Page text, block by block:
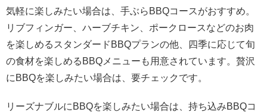
気軽に楽しみたい場合は、手ぶらBBQコースがおすすめ。
リブフィンガー、ハーブチキン、ポークロースなどのお肉
を楽しめるスタンダードBBQプランの他、四季に応じて旬
の食材を楽しめるBBQメニューも用意されています。贅沢
にBBQを楽しみたい場合は、要チェックです。
リーズナブルにBBQを楽しみたい場合は、持ち込みBBQコ